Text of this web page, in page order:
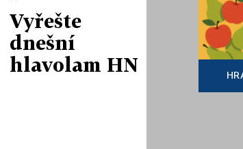
Vyřešte
dnešní
hlavolam HN